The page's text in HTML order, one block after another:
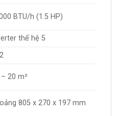
BTU/h (1.5 HP)
thế hệ 5
20 m²
805 x 270 x 197 mm